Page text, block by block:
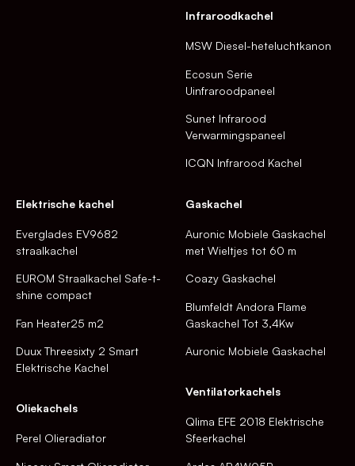
Infraroodkachel
MSW Diesel-heteluchtkanon
Ecosun Serie
Uinfraroodpaneel
Sunet Infrarood
Verwarmingspaneel
ICQN Infrarood Kachel
Elektrische kachel
Everglades EV9682
straalkachel
EUROM Straalkachel Safe-t-
shine compact
Fan Heater25 m2
Duux Threesixty 2 Smart
Elektrische Kachel
Oliekachels
Perel Olieradiator
Gaskachel
Auronic Mobiele Gaskachel
met Wieltjes tot 60 m
Coazy Gaskachel
Blumfeldt Andora Flame
Gaskachel Tot 3,4Kw
Auronic Mobiele Gaskachel
Ventilatorkachels
Qlima EFE 2018 Elektrische
Sfeerkachel